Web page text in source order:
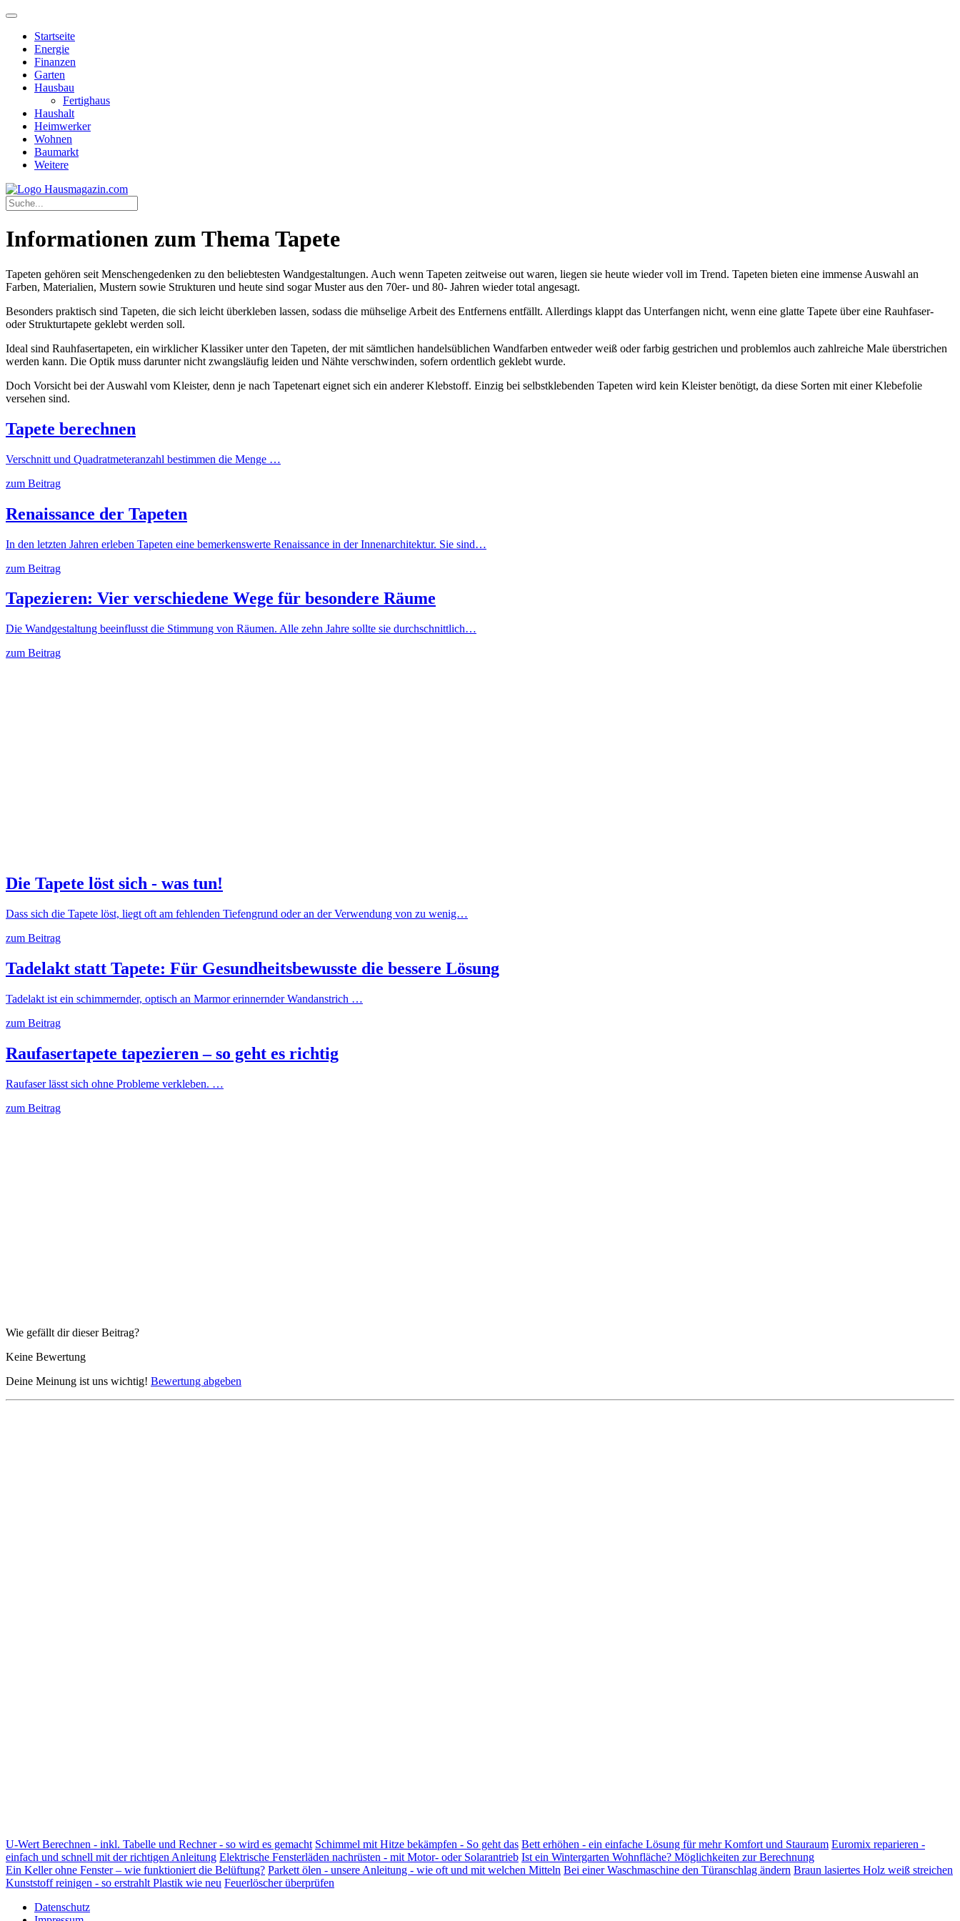
Startseite
Energie
Finanzen
Garten
Hausbau
Fertighaus
Haushalt
Heimwerker
Wohnen
Baumarkt
Weitere
Informationen zum Thema Tapete
Tapeten gehören seit Menschengedenken zu den beliebtesten Wandgestaltungen. Auch wenn Tapeten zeitweise out waren, liegen sie heute wieder voll im Trend. Tapeten bieten eine immense Auswahl an
Farben, Materialien, Mustern sowie Strukturen und heute sind sogar Muster aus den 70er- und 80- Jahren wieder total angesagt.
Besonders praktisch sind Tapeten, die sich leicht überkleben lassen, sodass die mühselige Arbeit des Entfernens entfällt. Allerdings klappt das Unterfangen nicht, wenn eine glatte Tapete über eine Rauhfaser-
oder Strukturtapete geklebt werden soll.
Ideal sind Rauhfasertapeten, ein wirklicher Klassiker unter den Tapeten, der mit sämtlichen handelsüblichen Wandfarben entweder weiß oder farbig gestrichen und problemlos auch zahlreiche Male überstrichen
werden kann. Die Optik muss darunter nicht zwangsläufig leiden und Nähte verschwinden, sofern ordentlich geklebt wurde.
Doch Vorsicht bei der Auswahl vom Kleister, denn je nach Tapetenart eignet sich ein anderer Klebstoff. Einzig bei selbstklebenden Tapeten wird kein Kleister benötigt, da diese Sorten mit einer Klebefolie
versehen sind.
Tapete berechnen
Verschnitt und Quadratmeteranzahl bestimmen die Menge …
zum Beitrag
Renaissance der Tapeten
In den letzten Jahren erleben Tapeten eine bemerkenswerte Renaissance in der Innenarchitektur. Sie sind…
zum Beitrag
Tapezieren: Vier verschiedene Wege für besondere Räume
Die Wandgestaltung beeinflusst die Stimmung von Räumen. Alle zehn Jahre sollte sie durchschnittlich…
zum Beitrag
Die Tapete löst sich - was tun!
Dass sich die Tapete löst, liegt oft am fehlenden Tiefengrund oder an der Verwendung von zu wenig…
zum Beitrag
Tadelakt statt Tapete: Für Gesundheitsbewusste die bessere Lösung
Tadelakt ist ein schimmernder, optisch an Marmor erinnernder Wandanstrich …
zum Beitrag
Raufasertapete tapezieren – so geht es richtig
Raufaser lässt sich ohne Probleme verkleben. …
zum Beitrag
Wie gefällt dir dieser Beitrag?
Keine Bewertung
Deine Meinung ist uns wichtig! Bewertung abgeben
U-Wert Berechnen - inkl. Tabelle und Rechner - so wird es gemacht Schimmel mit Hitze bekämpfen - So geht das Bett erhöhen - ein einfache Lösung für mehr Komfort und Stauraum Euromix reparieren -
einfach und schnell mit der richtigen Anleitung Elektrische Fensterläden nachrüsten - mit Motor- oder Solarantrieb Ist ein Wintergarten Wohnfläche? Möglichkeiten zur Berechnung
Ein Keller ohne Fenster – wie funktioniert die Belüftung? Parkett ölen - unsere Anleitung - wie oft und mit welchen Mitteln Bei einer Waschmaschine den Türanschlag ändern Braun lasiertes Holz weiß streichen
Kunststoff reinigen - so erstrahlt Plastik wie neu Feuerlöscher überprüfen
Datenschutz